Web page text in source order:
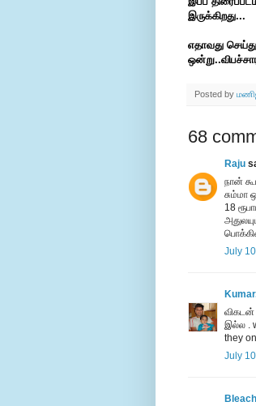
இருக்கிறது...
எதாவது
Posted by
68
Raju
நான்
சும்மா
18
July
விகடன்
இல்ல .
they
July